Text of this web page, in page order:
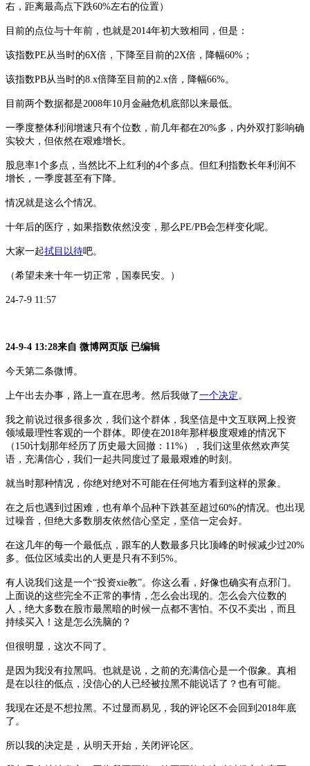
右，距离最高点下跌60%左右的位置）
目前的点位与十年前，也就是2014年初大致相同，但是：
该指数PE从当时的6X倍，下降至目前的2X倍，降幅60%；
该指数PB从当时的8.x倍降至目前的2.x倍，降幅66%。
目前两个数据都是2008年10月金融危机底部以来最低。
一季度整体利润增速只有个位数，前几年都在20%多，内外双打影响确
实较大，但依然在艰难增长。
股息率1个多点，当然比不上红利的4个多点。但红利指数长年利润不
增长，一季度甚至有下降。
情况就是这么个情况。
十年后的医疗，如果指数依然没变，那么PE/PB会怎样变化呢。
大家一起拭目以待吧。
（希望未来十年一切正常，国泰民安。）
24-7-9 11:57
24-9-4 13:28来自 微博网页版 已编辑
今天第二条微博。
上午出去办事，路上一直在思考。然后我做了一个决定 。
我之前说过很多很多次，我们这个群体，我坚信是中文互联网上投资
领域最理性客观的一个群体。即使在2018年那样极度艰难的情况下
（150计划那年经历了历史最大回撤：11%），我们这里依然欢声笑
语，充满信心，我们一起共同度过了最最艰难的时刻。
就当时那种情况，你绝对绝对不可能在任何地方看到这样的景象。
在之后也遇到过困难，也有单个品种下跌甚至超过60%的情况。也出现
过噪音，但绝大多数朋友依然信心坚定，坚信一定会好。
在这几年的每一个最低点，跟车的人数最多只比顶峰的时候减少过20%
多。低位区域卖出的人更是只有不到5%。
有人说我们这是一个“投资xie教”。你这么看，好像也确实有点邪门。
上面说的这些完全不正常的事情，怎么会出现的。怎么会六位数的
人，绝大多数在股市最黑暗的时候一点都不害怕。不仅不卖出，而且
持续买入！这是怎么洗脑的？
但很明显，这次不同了。
是因为我没有拉黑吗。也就是说，之前的充满信心是一个假象。真相
是在以往的低点，没信心的人已经被拉黑不能说话了？也有可能。
我现在还是不想拉黑。不过显而易见，我的评论区不会回到 2018年底
了。
所以我的决定是，从明天开始，关闭评论区。